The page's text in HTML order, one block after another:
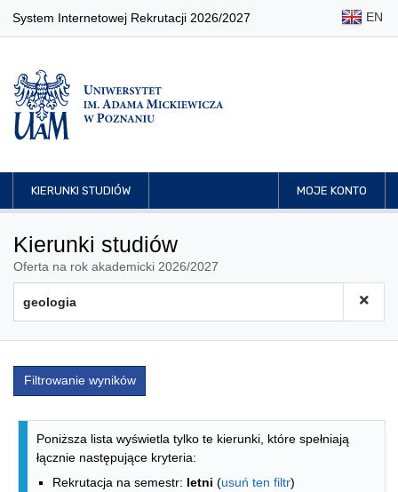
System Internetowej Rekrutacji 2026/2027 EN
KIERUNKI STUDIÓW MOJE KONTO
Kierunki studiów
Oferta na rok akademicki 2026/2027
Filtrowanie wyników
Lista kierunków - indeks alfabetyczny
Poniższa lista wyświetla tylko te kierunki, które spełniają
łącznie następujące kryteria:
Rekrutacja na semestr: letni (usuń ten filtr)